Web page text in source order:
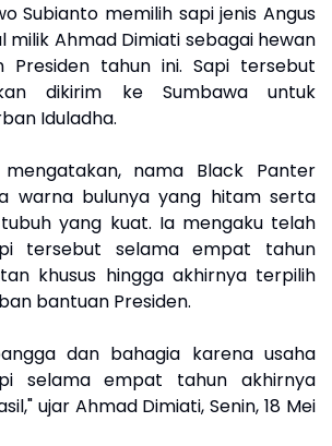
Subianto memilih sapi jenis Angus
milik Ahmad Dimiati sebagai hewan
Presiden tahun ini. Sapi tersebut
dikirim ke Sumbawa untuk
Iduladha.
nama Black Panter
warna bulunya yang hitam serta
yang kuat. Ia mengaku telah
tersebut selama empat tahun
khusus hingga akhirnya terpilih
bantuan Presiden.
dan bahagia karena usaha
selama empat tahun akhirnya
ujar Ahmad Dimiati, Senin, 18 Mei